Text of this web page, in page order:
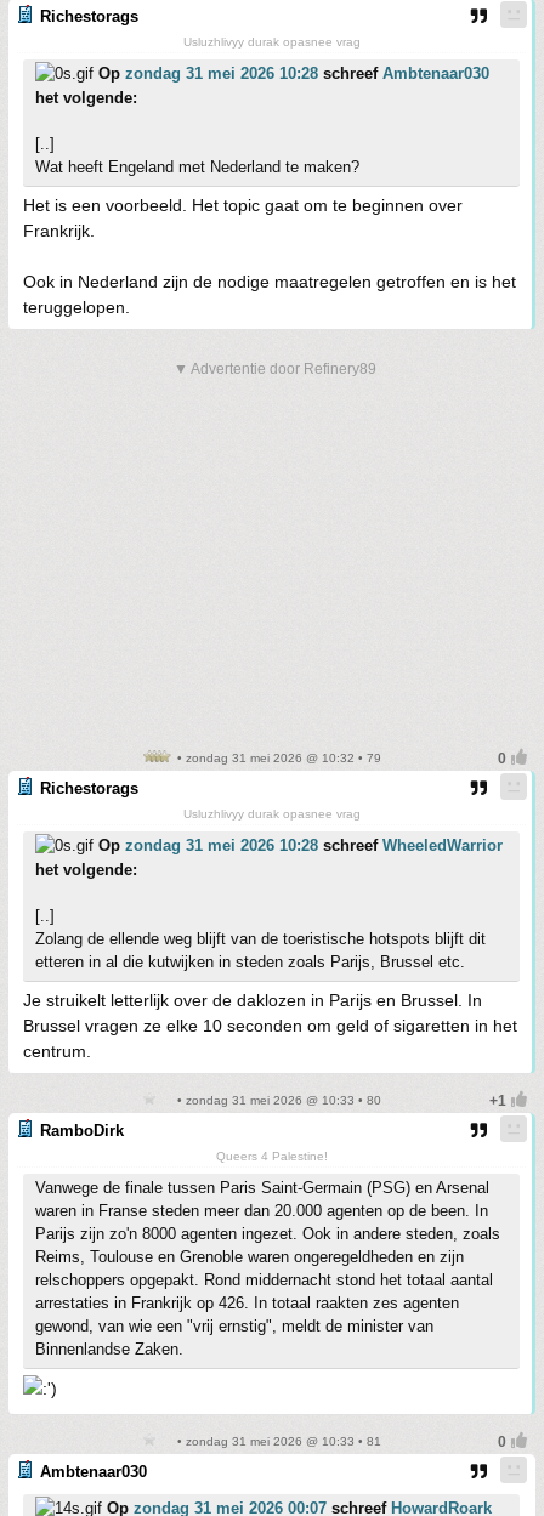
Richestorags
Usluzhlivyy durak opasnee vrag
Op zondag 31 mei 2026 10:28 schreef Ambtenaar030
het volgende:
[..]
Wat heeft Engeland met Nederland te maken?
Het is een voorbeeld. Het topic gaat om te beginnen over
Frankrijk.
Ook in Nederland zijn de nodige maatregelen getroffen en is het
teruggelopen.
▼ Advertentie door Refinery89
• zondag 31 mei 2026 @ 10:32 • 79
Richestorags
Usluzhlivyy durak opasnee vrag
Op zondag 31 mei 2026 10:28 schreef WheeledWarrior
het volgende:
[..]
Zolang de ellende weg blijft van de toeristische hotspots blijft dit
etteren in al die kutwijken in steden zoals Parijs, Brussel etc.
Je struikelt letterlijk over de daklozen in Parijs en Brussel. In
Brussel vragen ze elke 10 seconden om geld of sigaretten in het
centrum.
• zondag 31 mei 2026 @ 10:33 • 80
RamboDirk
Queers 4 Palestine!
Vanwege de finale tussen Paris Saint-Germain (PSG) en Arsenal
waren in Franse steden meer dan 20.000 agenten op de been. In
Parijs zijn zo'n 8000 agenten ingezet. Ook in andere steden, zoals
Reims, Toulouse en Grenoble waren ongeregeldheden en zijn
relschoppers opgepakt. Rond middernacht stond het totaal aantal
arrestaties in Frankrijk op 426. In totaal raakten zes agenten
gewond, van wie een "vrij ernstig", meldt de minister van
Binnenlandse Zaken.
• zondag 31 mei 2026 @ 10:33 • 81
Ambtenaar030
Op zondag 31 mei 2026 00:07 schreef HowardRoark